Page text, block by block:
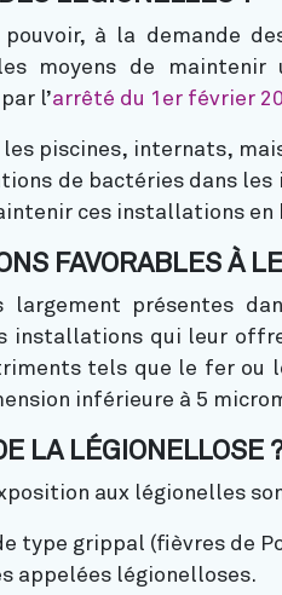
à la demande
moyens de maintenir
l’arrêté du 1er février
piscines, internats,
de bactéries dans
ces installations en
FAVORABLES À
largement présentes
installations qui leur
tels que le fer
inférieure à 5
LA LÉGIONELLOSE
aux légionelles
type grippal (fièvres de
appelées légionelloses.